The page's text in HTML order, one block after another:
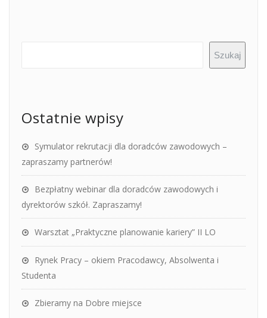
Szukaj
Ostatnie wpisy
Symulator rekrutacji dla doradców zawodowych –
zapraszamy partnerów!
Bezpłatny webinar dla doradców zawodowych i
dyrektorów szkół. Zapraszamy!
Warsztat „Praktyczne planowanie kariery” II LO
Rynek Pracy – okiem Pracodawcy, Absolwenta i
Studenta
Zbieramy na Dobre miejsce